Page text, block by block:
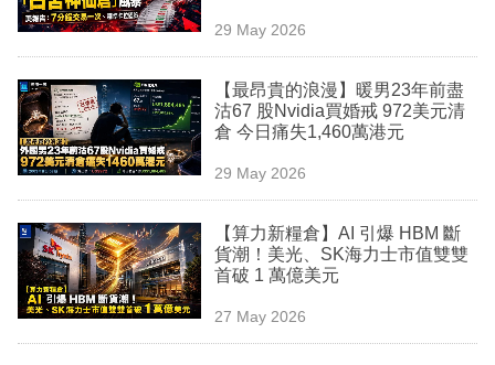
閱
區
29 May 2026
【最昂貴的浪漫】暖男23年前盡
沽67 股Nvidia買婚戒 972美元清
倉 今日痛失1,460萬港元
29 May 2026
【算力新糧倉】AI 引爆 HBM 斷
貨潮！美光、SK海力士市值雙雙
首破 1 萬億美元
27 May 2026